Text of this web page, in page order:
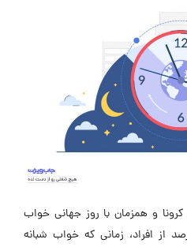
و همزمان با روز جهانی خواب
شد، نشان داد که 75 درصد از افراد، زمانی که خواب شبانه